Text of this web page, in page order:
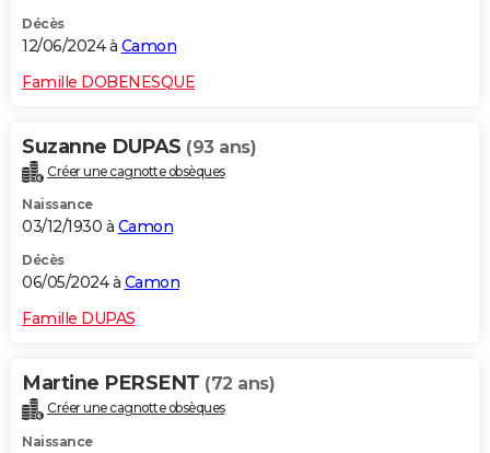
Décès
12/06/2024 à Camon
Famille DOBENESQUE
Suzanne DUPAS (93 ans)
Créer une cagnotte obsèques
Naissance
03/12/1930 à Camon
Décès
06/05/2024 à Camon
Famille DUPAS
Martine PERSENT (72 ans)
Créer une cagnotte obsèques
Naissance